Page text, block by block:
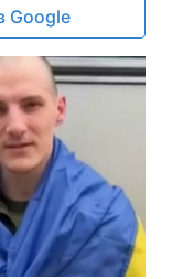
Google